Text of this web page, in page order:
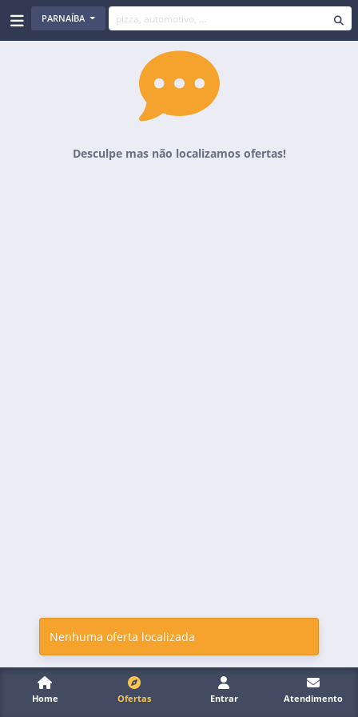
PARNAÍBA
Home Ofertas Entrar Atendimento
Desculpe mas não localizamos ofertas!
Nenhuma oferta localizada